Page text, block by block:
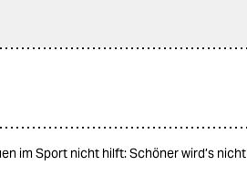
im Sport nicht hilft: Schöner wird’s nicht